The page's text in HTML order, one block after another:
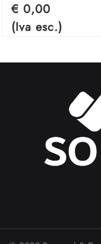
€ 0,00
(Iva esc.)